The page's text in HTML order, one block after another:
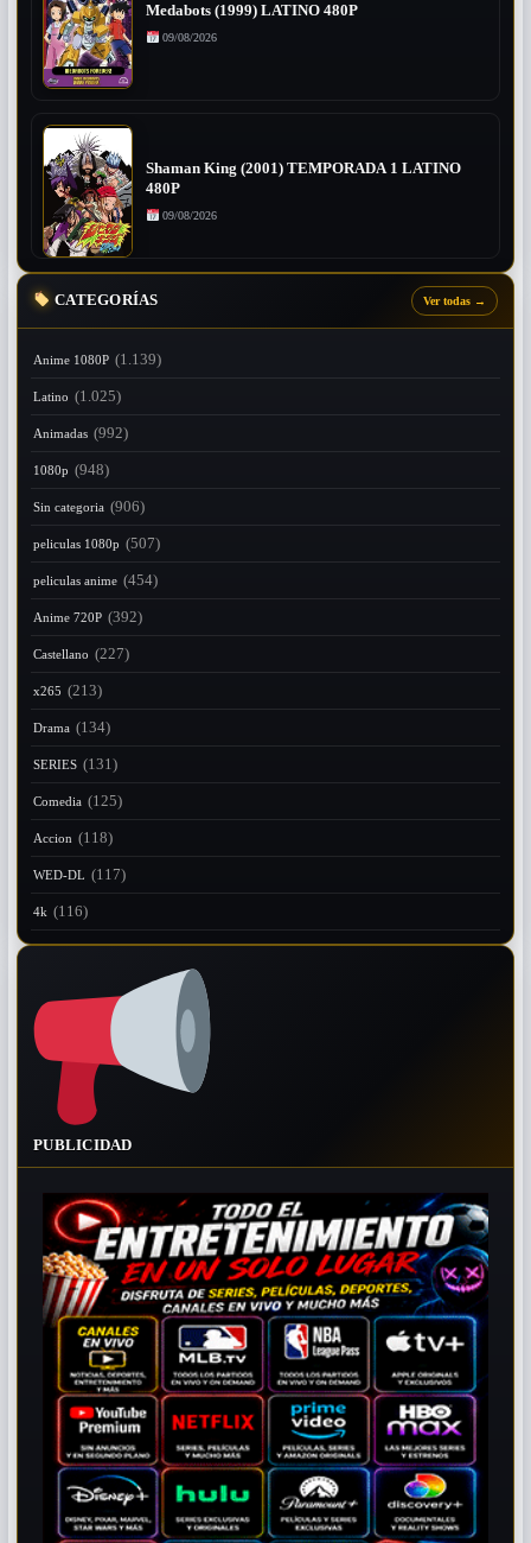
Medabots (1999) LATINO 480P
09/08/2026
Shaman King (2001) TEMPORADA 1 LATINO
480P
09/08/2026
CATEGORÍAS Ver todas →
Anime 1080P (1.139)
Latino (1.025)
Animadas (992)
1080p (948)
Sin categoria (906)
peliculas 1080p (507)
peliculas anime (454)
Anime 720P (392)
Castellano (227)
x265 (213)
Drama (134)
SERIES (131)
Comedia (125)
Accion (118)
WED-DL (117)
4k (116)
PUBLICIDAD